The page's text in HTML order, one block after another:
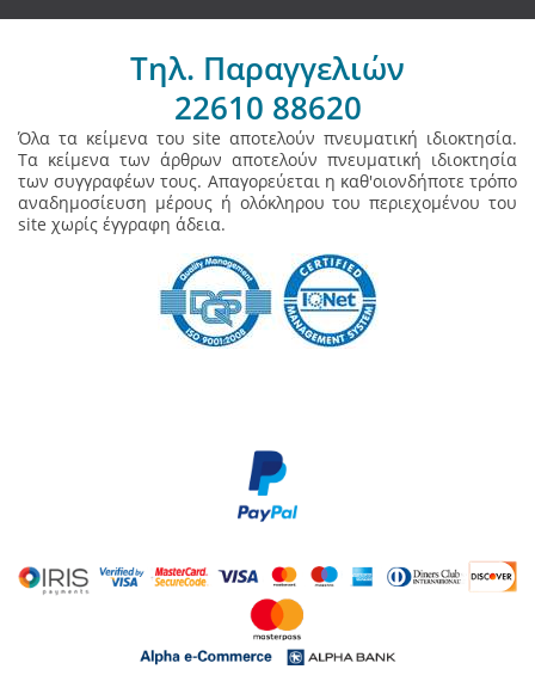
Τηλ. Παραγγελιών
22610 88620
Όλα τα κείμενα του site αποτελούν πνευματική ιδιοκτησία.
Τα κείμενα των άρθρων αποτελούν πνευματική ιδιοκτησία
των συγγραφέων τους. Απαγορεύεται η καθ'οιονδήποτε τρόπο
αναδημοσίευση μέρους ή ολόκληρου του περιεχομένου του
site χωρίς έγγραφη άδεια.